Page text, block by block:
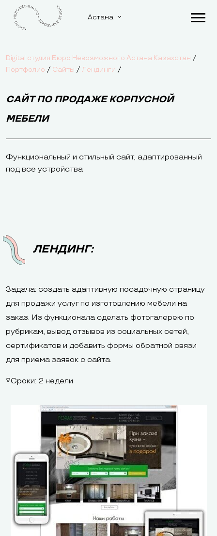
Астана
Digital студия Бюро Невозможного Астана Казахстан /
Портфолио / Сайты / Лендинги /
САЙТ ПО ПРОДАЖЕ КОРПУСНОЙ
МЕБЕЛИ
Функциональный и стильный сайт, адаптированный
под все устройства
ЛЕНДИНГ:
Задача: создать адаптивную посадочную страницу
для продажи услуг по изготовлению мебели на
заказ. Из функционала сделать фотогалерею по
рубрикам, вывод отзывов из социальных сетей,
сертификатов и добавить формы обратной связи
для приема заявок с сайта.
?Сроки: 2 недели